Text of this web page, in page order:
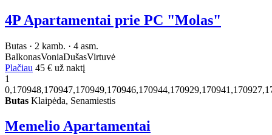
4P Apartamentai prie PC "Molas"
Butas · 2 kamb. · 4 asm.
BalkonasVoniaDušasVirtuvė
Plačiau 45 € už naktį
1
Butas Klaipėda, Senamiestis
Memelio Apartamentai